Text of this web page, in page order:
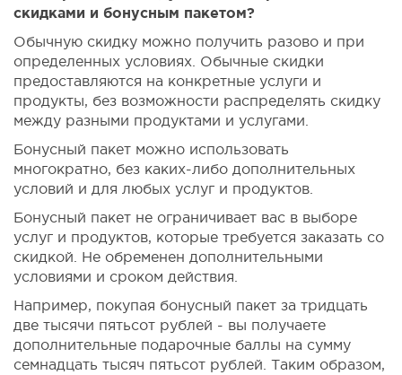
скидками и бонусным пакетом?
Обычную скидку можно получить разово и при
определенных условиях. Обычные скидки
предоставляются на конкретные услуги и
продукты, без возможности распределять скидку
между разными продуктами и услугами.
Бонусный пакет можно использовать
многократно, без каких-либо дополнительных
условий и для любых услуг и продуктов.
Бонусный пакет не ограничивает вас в выборе
услуг и продуктов, которые требуется заказать со
скидкой. Не обременен дополнительными
условиями и сроком действия.
Например, покупая бонусный пакет за тридцать
две тысячи пятьсот рублей - вы получаете
дополнительные подарочные баллы на сумму
семнадцать тысяч пятьсот рублей. Таким образом,